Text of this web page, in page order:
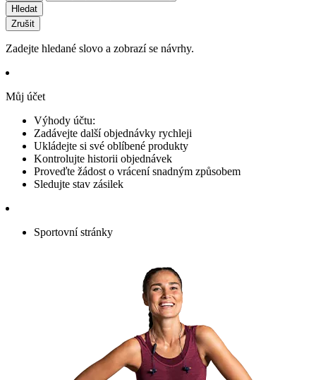
Hledat
Zrušit
Zadejte hledané slovo a zobrazí se návrhy.
Můj účet
Výhody účtu:
Zadávejte další objednávky rychleji
Ukládejte si své oblíbené produkty
Kontrolujte historii objednávek
Proveďte žádost o vrácení snadným způsobem
Sledujte stav zásilek
Sportovní stránky